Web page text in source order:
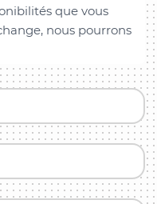
que vous
nous pourrons